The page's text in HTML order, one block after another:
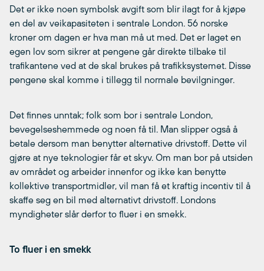
Det er ikke noen symbolsk avgift som blir ilagt for å kjøpe
en del av veikapasiteten i sentrale London. 56 norske
kroner om dagen er hva man må ut med. Det er laget en
egen lov som sikrer at pengene går direkte tilbake til
trafikantene ved at de skal brukes på trafikksystemet. Disse
pengene skal komme i tillegg til normale bevilgninger.
Det finnes unntak; folk som bor i sentrale London,
bevegelseshemmede og noen få til. Man slipper også å
betale dersom man benytter alternative drivstoff. Dette vil
gjøre at nye teknologier får et skyv. Om man bor på utsiden
av området og arbeider innenfor og ikke kan benytte
kollektive transportmidler, vil man få et kraftig incentiv til å
skaffe seg en bil med alternativt drivstoff. Londons
myndigheter slår derfor to fluer i en smekk.
To fluer i en smekk